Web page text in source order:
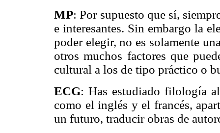
MP: Por supuesto que sí,
e interesantes. Sin embargo la
poder elegir, no es solamente
otros muchos factores que
cultural a los de tipo práctico o
ECG: Has estudiado filología
como el inglés y el francés,
un futuro, traducir obras de